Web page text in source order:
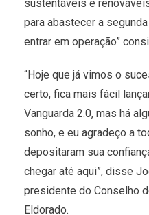
sustentáveis e
para abastecer a
entrar em operação”
“Hoje que já vimos o
certo, fica mais fácil
Vanguarda 2.0, mas há
sonho, e eu agradeço a
depositaram sua
chegar até aqui”, disse
presidente do Conselho
Eldorado.